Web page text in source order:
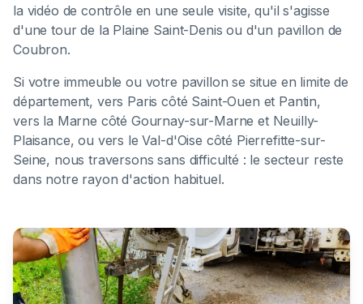
la vidéo de contrôle en une seule visite, qu'il s'agisse
d'une tour de la Plaine Saint-Denis ou d'un pavillon de
Coubron.
Si votre immeuble ou votre pavillon se situe en limite de
département, vers Paris côté Saint-Ouen et Pantin,
vers la Marne côté Gournay-sur-Marne et Neuilly-
Plaisance, ou vers le Val-d'Oise côté Pierrefitte-sur-
Seine, nous traversons sans difficulté : le secteur reste
dans notre rayon d'action habituel.